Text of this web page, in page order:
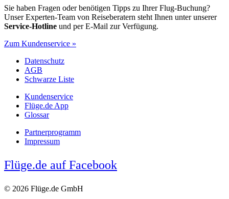
Sie haben Fragen oder benötigen Tipps zu Ihrer Flug-Buchung?
Unser Experten-Team von Reiseberatern steht Ihnen unter unserer
Service-Hotline und per E-Mail zur Verfügung.
Zum Kundenservice »
Datenschutz
AGB
Schwarze Liste
Kundenservice
Flüge.de App
Glossar
Partnerprogramm
Impressum
Flüge.de auf Facebook
© 2026 Flüge.de GmbH